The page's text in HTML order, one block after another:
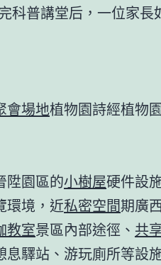
科普講堂后，一位家長
會場地植物園詩經植物
陞園區的小樹屋硬件設
環境，近私密空間期廣
教室景區內部途徑、 共
息驛站、游玩廁所等設